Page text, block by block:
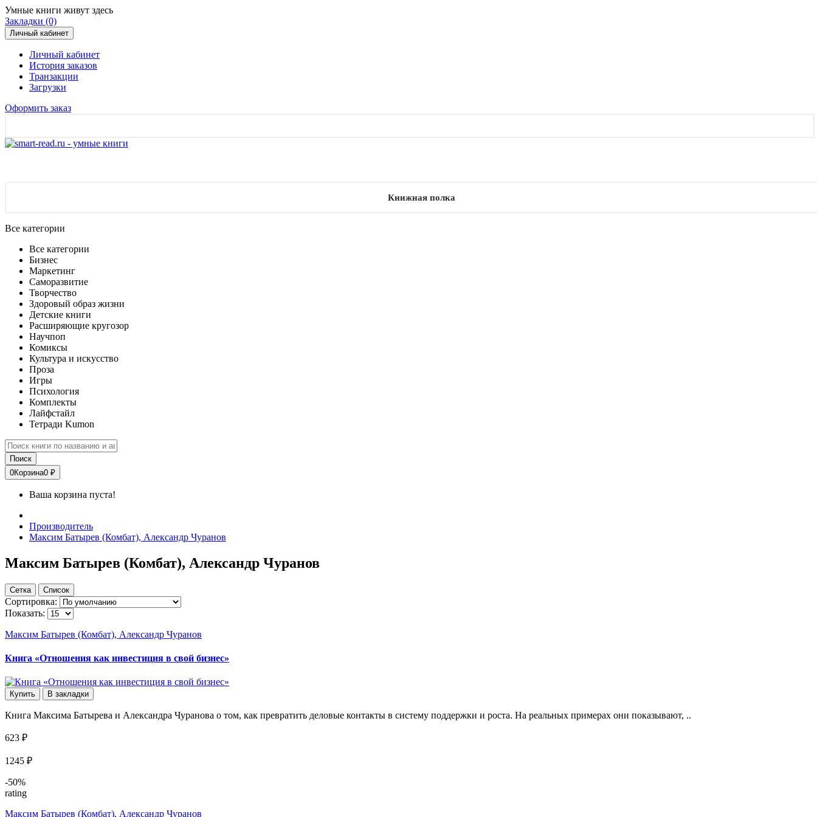
Умные книги живут здесь
Закладки (0)
Личный кабинет
Личный кабинет
История заказов
Транзакции
Загрузки
Оформить заказ
Книжная полка
Все категории
Все категории
Бизнес
Маркетинг
Саморазвитие
Творчество
Здоровый образ жизни
Детские книги
Расширяющие кругозор
Научпоп
Комиксы
Культура и искусство
Проза
Игры
Психология
Комплекты
Лайфстайл
Тетради Kumon
Поиск
0Корзина0 ₽
Ваша корзина пуста!
Производитель
Максим Батырев (Комбат), Александр Чуранов
Максим Батырев (Комбат), Александр Чуранов
Сетка Список
Сортировка:
Показать:
Максим Батырев (Комбат), Александр Чуранов
Книга «Отношения как инвестиция в свой бизнес»
Купить В закладки
Книга Максима Батырева и Александра Чуранова о том, как превратить деловые контакты в систему поддержки и роста. На реальных примерах они показывают, ..
623 ₽
1245 ₽
-50%
rating
Максим Батырев (Комбат), Александр Чуранов